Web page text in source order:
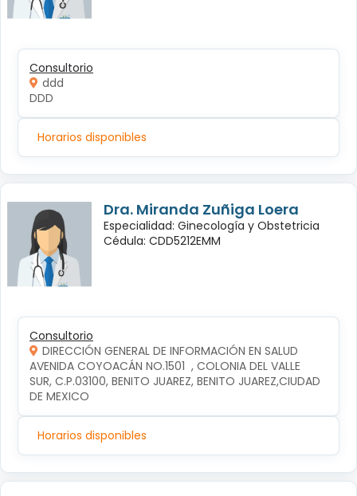
Consultorio
ddd
DDD
Horarios disponibles
Dra. Miranda Zuñiga Loera
Especialidad: Ginecología y Obstetricia
Cédula: CDD5212EMM
Consultorio
DIRECCIÓN GENERAL DE INFORMACIÓN EN SALUD
AVENIDA COYOACÁN NO.1501  , COLONIA DEL VALLE
SUR, C.P.03100, BENITO JUAREZ, BENITO JUAREZ,CIUDAD
DE MEXICO
Horarios disponibles